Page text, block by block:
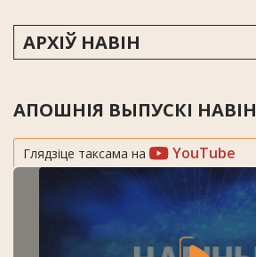
АРХІЎ НАВІН
АПОШНІЯ ВЫПУСКІ НАВІН
Глядзіце таксама на YouTube